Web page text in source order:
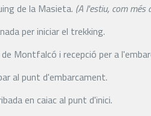
de la Masieta. (A l'estiu, com més
per iniciar el trekking.
Montfalcó i recepció per a
al punt d'embarcament.
en caiac al punt d'inici.